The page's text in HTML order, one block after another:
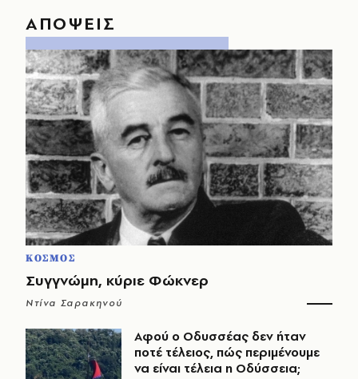
ΑΠΟΨΕΙΣ
ΚΟΣΜΟΣ
Συγγνώμη, κύριε Φώκνερ
Ντίνα Σαρακηνού
Αφού ο Οδυσσέας δεν ήταν
ποτέ τέλειος, πώς περιμένουμε
να είναι τέλεια η Οδύσσεια;